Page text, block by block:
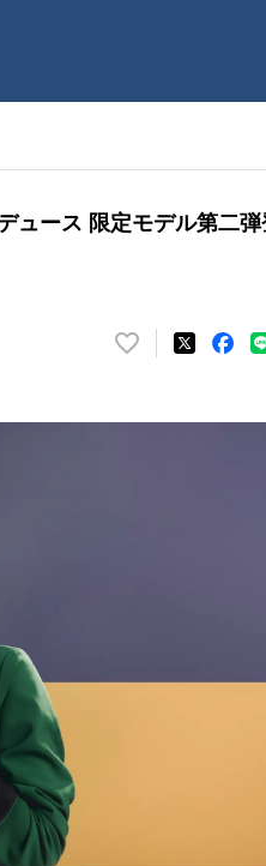
ュース 限定モデル第二
い